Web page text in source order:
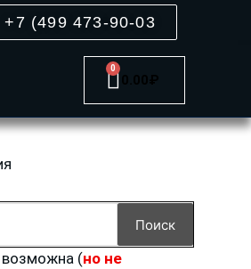
+7 (499 473-90-03
0.00₽
0
Cart
Поиск
возможна (но не